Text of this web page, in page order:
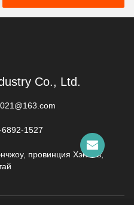
мм, обеспечивающей
Co., Ltd.
1527
провинция Хэнань,